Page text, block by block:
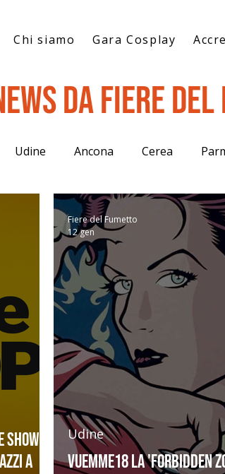
Chi siamo Gara Cosplay
da Fiere
Udine Ancona Cerea
di
a
Vuemme18 la 'forbidden
Udine
Fiere del Fumetto
12 gen